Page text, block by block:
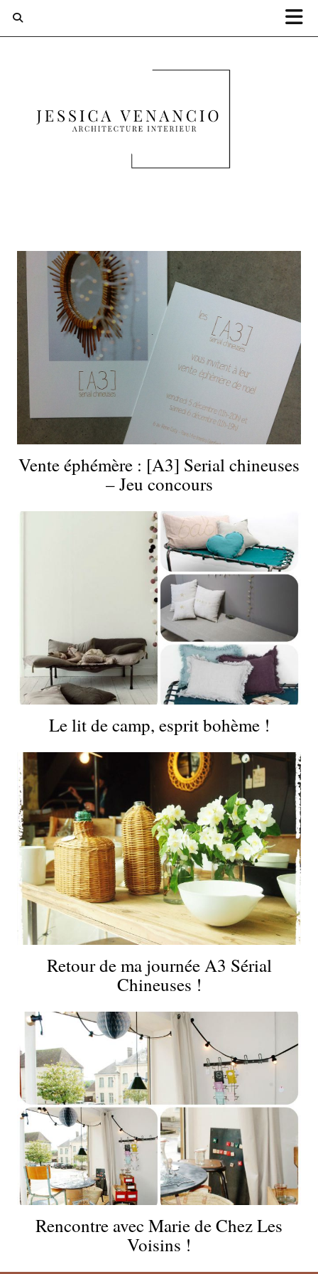
Vente éphémère : [A3] Serial chineuses
– Jeu concours
Le lit de camp, esprit bohème !
Retour de ma journée A3 Sérial
Chineuses !
Rencontre avec Marie de Chez Les
Voisins !